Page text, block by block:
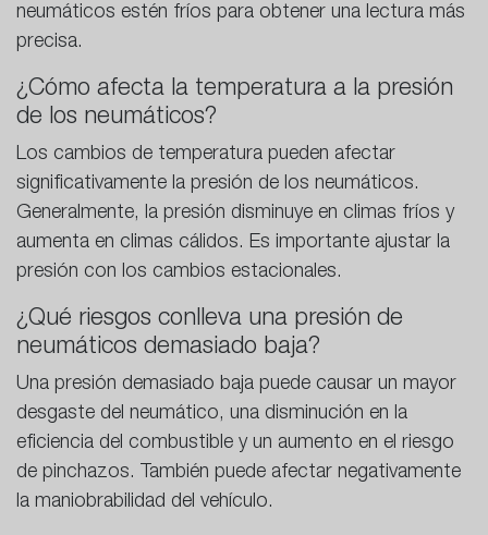
neumáticos estén fríos para obtener una lectura más
precisa.
¿Cómo afecta la temperatura a la presión
de los neumáticos?
Los cambios de temperatura pueden afectar
significativamente la presión de los neumáticos.
Generalmente, la presión disminuye en climas fríos y
aumenta en climas cálidos. Es importante ajustar la
presión con los cambios estacionales.
¿Qué riesgos conlleva una presión de
neumáticos demasiado baja?
Una presión demasiado baja puede causar un mayor
desgaste del neumático, una disminución en la
eficiencia del combustible y un aumento en el riesgo
de pinchazos. También puede afectar negativamente
la maniobrabilidad del vehículo.